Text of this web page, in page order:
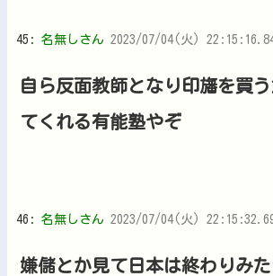
45: 名無しさん 2023/07/04(火)
自ら反面教師となり印旛を買
てくれる有能塾やぞ
46: 名無しさん 2023/07/04(火)
嫌儲とか見て日本は終わりみ